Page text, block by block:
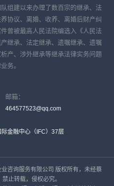
组建以来办理了数百宗的继承、法
协议、离婚、收养、离婚后财产纠
曾被最高人民法院编选入《人民法
继承、法定继承、遗嘱继承、遗嘱
产、涉外继承等继承法律实务问题
务。
邮箱：
464577523@qq.com
金融中心（IFC）37层
咨询服务有限公司 版权所有，未经蔡
止转载，侵权必究。